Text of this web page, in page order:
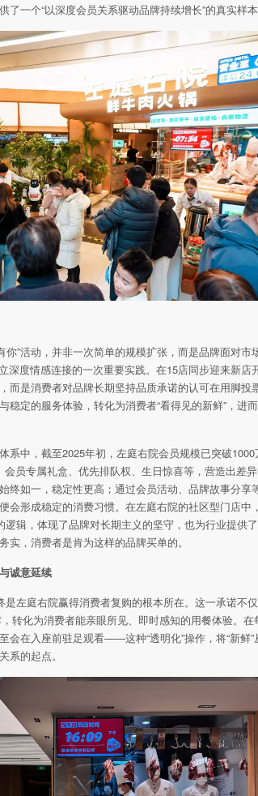
一个“以深度会员关系驱动品牌持续增长”的真实样本
你”活动，并非一次简单的规模扩张，而是品牌面对市
深度情感连接的一次重要实践。在15店同步迎来新店
而是消费者对品牌长期坚持品质承诺的认可在用脚投
定的服务体验，转化为消费者“看得见的新鲜”，进
系中，截至2025年初，左庭右院会员规模已突破
会员专属礼盒、优先排队权、生日惊喜等，营造出差
终如一，稳定性更高；通过会员活动、品牌故事分享
会形成稳定的消费习惯。在左庭右院的社区型门店中
辑，体现了品牌对长期主义的坚守，也为行业提供了
，消费者是肯为这样的品牌买单的。
诚意延续
是左庭右院赢得消费者复购的根本所在。这一承诺不
转化为消费者能亲眼所见、即时感知的用餐体验。在
会在入座前驻足观看——这种“透明化”操作，将“新鲜
系的起点。